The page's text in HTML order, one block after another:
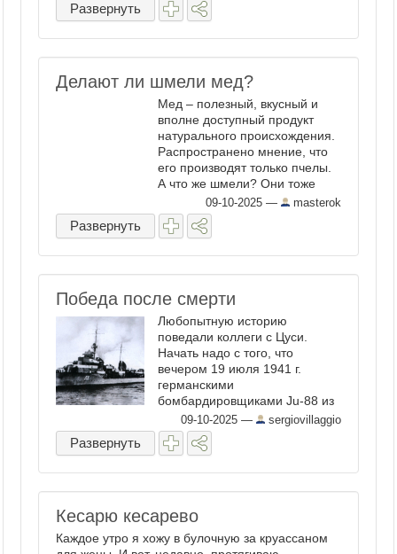
Развернуть
Делают ли шмели мед?
Мед – полезный, вкусный и
вполне доступный продукт
натурального происхождения.
Распространено мнение, что
его производят только пчелы.
А что же шмели? Они тоже
летают над цветками.
Собирают ли они нектар?
Производят ли они мед?
сталкиваются с ...
09-10-2025 — masterok
Развернуть
Победа после смерти
Любопытную историю
поведали коллеги с Цуси.
Начать надо с того, что
вечером 19 июля 1941 г.
германскими
бомбардировщиками Ju-88 из
состава Ku.Fl.Gr.806 у острова
Вормс (Моонзундские о-ва)
был потоплен наш
архипелаг, немцы не стали
поднимать ...
09-10-2025 — sergiovillaggio
Развернуть
Кесарю кесарево
Каждое утро я хожу в булочную за круассаном